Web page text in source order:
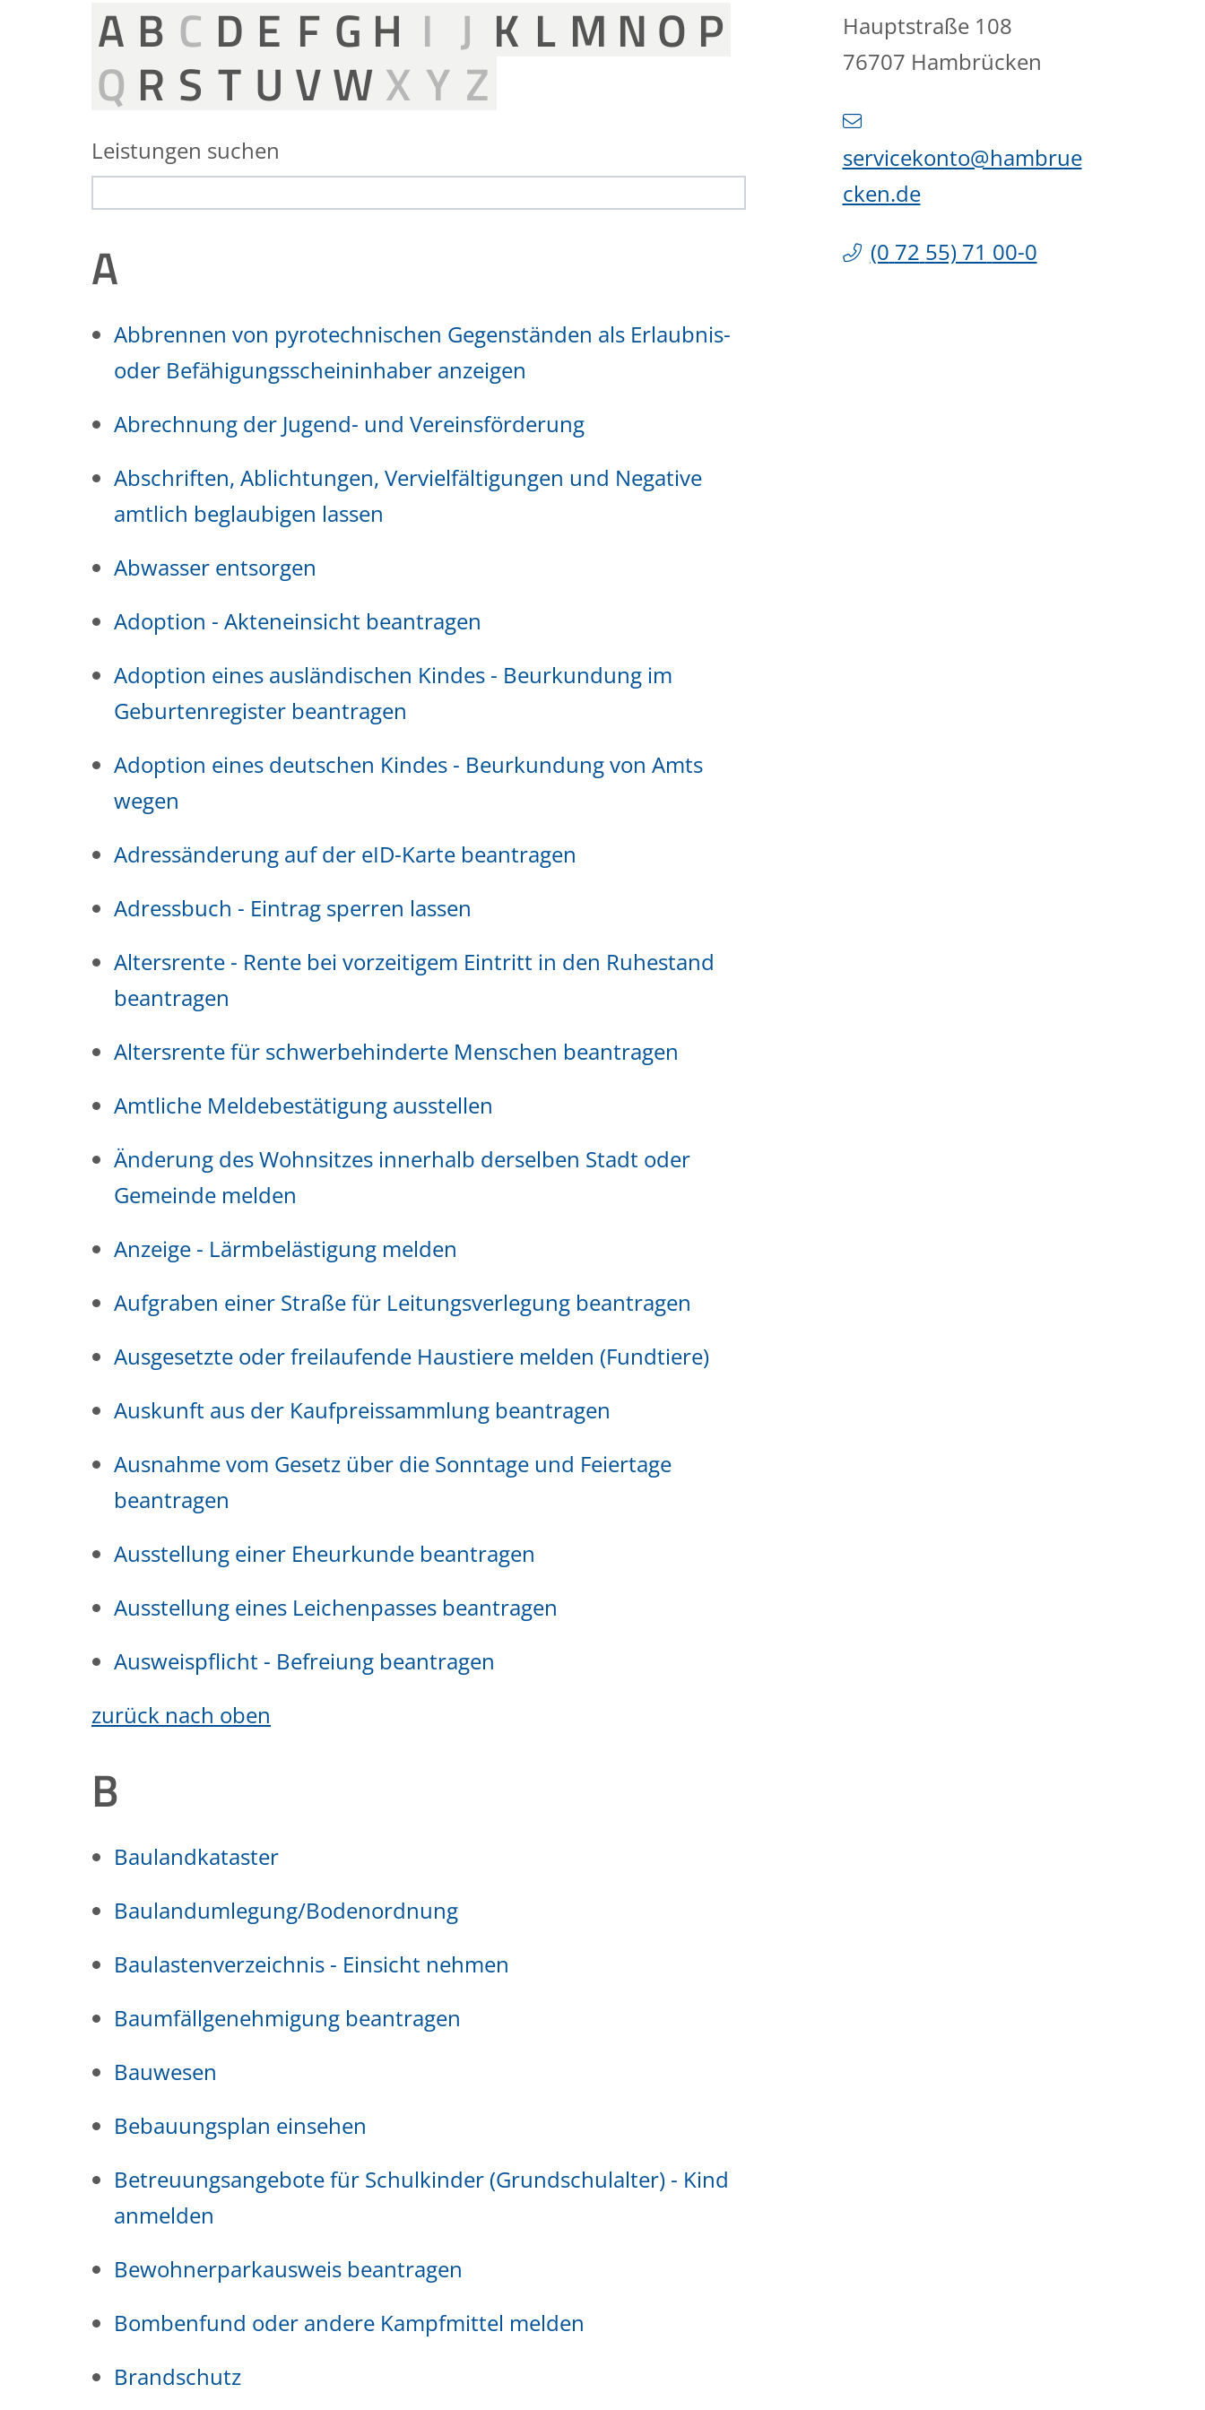
A B C D E F G H I J K L M N O P
Q R S T U VWX Y Z
Leistungen suchen
A
Abbrennen von pyrotechnischen Gegenständen als Erlaubnis-
oder Befähigungsscheininhaber anzeigen
Abrechnung der Jugend- und Vereinsförderung
Abschriften, Ablichtungen, Vervielfältigungen und Negative
amtlich beglaubigen lassen
Abwasser entsorgen
Adoption - Akteneinsicht beantragen
Adoption eines ausländischen Kindes - Beurkundung im
Geburtenregister beantragen
Adoption eines deutschen Kindes - Beurkundung von Amts
wegen
Adressänderung auf der eID-Karte beantragen
Adressbuch - Eintrag sperren lassen
Altersrente - Rente bei vorzeitigem Eintritt in den Ruhestand
beantragen
Altersrente für schwerbehinderte Menschen beantragen
Amtliche Meldebestätigung ausstellen
Änderung des Wohnsitzes innerhalb derselben Stadt oder
Gemeinde melden
Anzeige - Lärmbelästigung melden
Aufgraben einer Straße für Leitungsverlegung beantragen
Ausgesetzte oder freilaufende Haustiere melden (Fundtiere)
Auskunft aus der Kaufpreissammlung beantragen
Ausnahme vom Gesetz über die Sonntage und Feiertage
beantragen
Ausstellung einer Eheurkunde beantragen
Ausstellung eines Leichenpasses beantragen
Ausweispflicht - Befreiung beantragen
zurück nach oben
B
Baulandkataster
Baulandumlegung/Bodenordnung
Baulastenverzeichnis - Einsicht nehmen
Baumfällgenehmigung beantragen
Bauwesen
Bebauungsplan einsehen
Betreuungsangebote für Schulkinder (Grundschulalter) - Kind
anmelden
Bewohnerparkausweis beantragen
Bombenfund oder andere Kampfmittel melden
Brandschutz
Hauptstraße 108
76707 Hambrücken
servicekonto@hambrue
cken.de
(0 72 55) 71 00-0